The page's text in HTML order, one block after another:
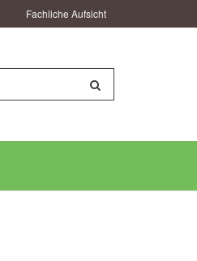
Fachliche Aufsicht